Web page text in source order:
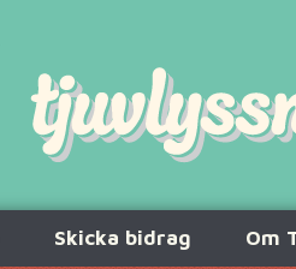
Skicka bidrag Om